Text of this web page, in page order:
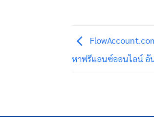
หาฟรีแลนซ์ออนไลน์ อั